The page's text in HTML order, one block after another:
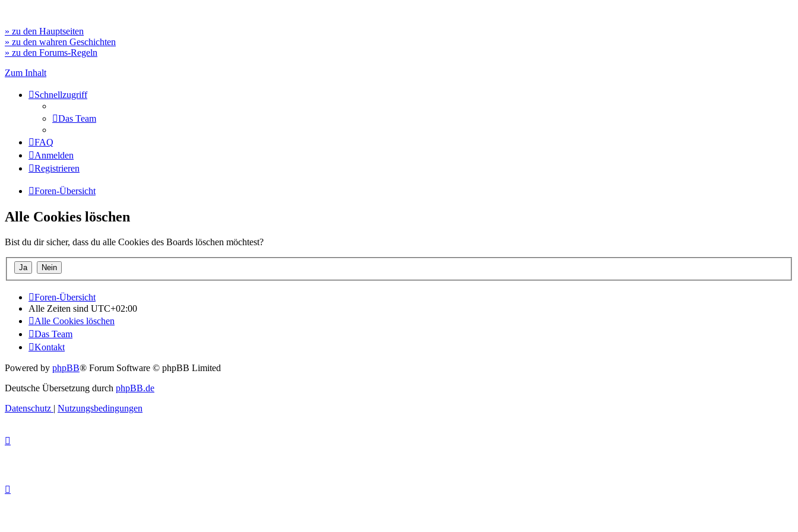
» zu den Hauptseiten
» zu den wahren Geschichten
» zu den Forums-Regeln
Zum Inhalt
Schnellzugriff
Das Team
FAQ
Anmelden
Registrieren
Foren-Übersicht
Alle Cookies löschen
Bist du dir sicher, dass du alle Cookies des Boards löschen möchtest?
Foren-Übersicht
Alle Zeiten sind UTC+02:00
Alle Cookies löschen
Das Team
Kontakt
Powered by phpBB® Forum Software © phpBB Limited
Deutsche Übersetzung durch phpBB.de
Datenschutz | Nutzungsbedingungen